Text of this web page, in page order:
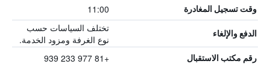
وقت تسجيل المغادرة 11:00
الدفع والإلغاء
تختلف السياسات حسب
نوع الغرفة ومزود الخدمة.
رقم مكتب الاستقبال +81 977 233 939